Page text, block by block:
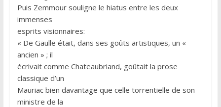
Puis Zemmour souligne le hiatus entre les deux
immenses
esprits visionnaires:
« De Gaulle était, dans ses goûts artistiques, un «
ancien » ; il
écrivait comme Chateaubriand, goûtait la prose
classique d’un
Mauriac bien davantage que celle torrentielle de son
ministre de la